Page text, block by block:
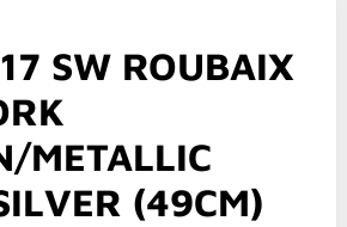
SW ROUBAIX
METALLIC
(49CM)